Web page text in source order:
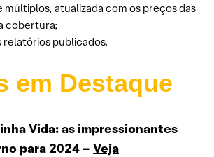
múltiplos, atualizada com os preços das
cobertura;
relatórios publicados.
em Destaque
Vida: as impressionantes
para 2024 – Veja